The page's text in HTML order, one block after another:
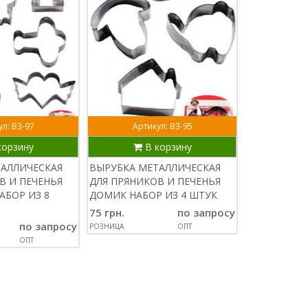
В3-97
И ПЕЧЕНЬЯ
ИЗ 8
по запросу
ОПТ
Артикул: В3-95
В корзину
ВЫРУБКА МЕТАЛЛИЧЕСКАЯ
ДЛЯ ПРЯНИКОВ И ПЕЧЕНЬЯ
ДОМИК НАБОР ИЗ 4 ШТУК
75 грн.
РОЗНИЦА
по запросу
ОПТ